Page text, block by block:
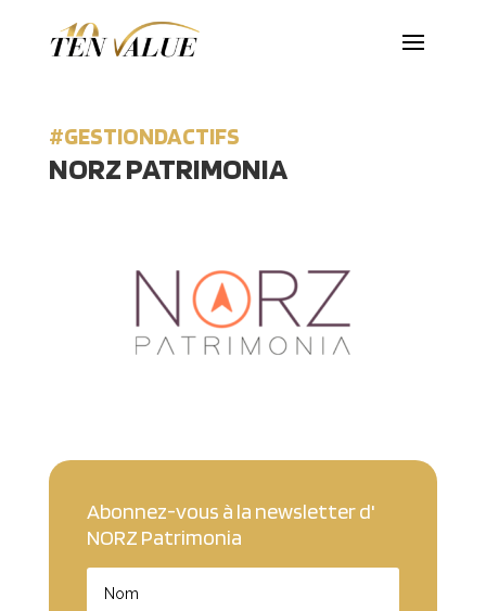
#GESTIONDACTIFS
NORZ PATRIMONIA
Abonnez-vous à la newsletter d'
NORZ Patrimonia